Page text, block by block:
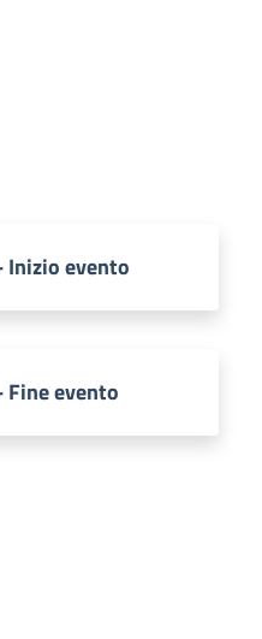
Inizio evento
Fine evento